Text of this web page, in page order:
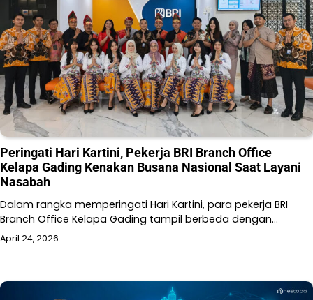
Peringati Hari Kartini, Pekerja BRI Branch Office
Kelapa Gading Kenakan Busana Nasional Saat Layani
Nasabah
Dalam rangka memperingati Hari Kartini, para pekerja BRI
Branch Office Kelapa Gading tampil berbeda dengan…
April 24, 2026